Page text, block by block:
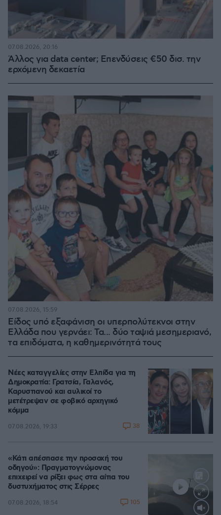
Άλλος για data center; Επενδύσεις €50 δισ. την
ερχόμενη δεκαετία
07.08.2026, 20:16
Είδος υπό εξαφάνιση οι υπερπολύτεκνοι στην
Ελλάδα που γερνάει: Τα... δύο ταψιά μεσημεριανό,
τα επιδόματα, η καθημερινότητά τους
07.08.2026, 15:59
Νέες καταγγελίες στην Ελπίδα για τη
Δημοκρατία: Γρατσία, Γαλανός,
Καρυστιανού και αυλικοί το
μετέτρεψαν σε φοβικό αρχηγικό
κόμμα
07.08.2026, 19:33 38
«Κάτι απέσπασε την προσοχή του
οδηγού»: Πραγματογνώμονας
επιχειρεί να ρίξει φως στα αίτια του
δυστυχήματος στις Σέρρες
07.08.2026, 18:54 105